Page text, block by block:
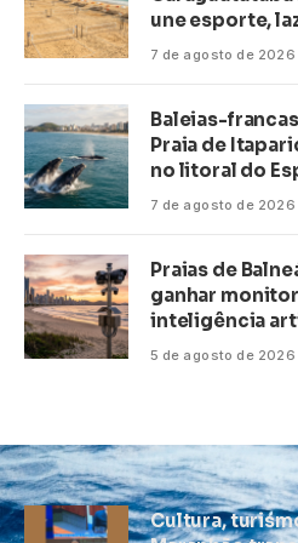
une esporte,
7 de agosto de 2026
Baleias-
Praia de
no litoral do
7 de agosto de 2026
Praias de
ganhar
inteligência
5 de agosto de 2026
Cultura,